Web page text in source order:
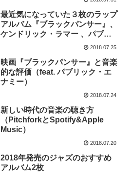
最近気になっていた３枚のラップ
アルバム『ブラックパンサー』、
ケンドリック・ラマー 、パブリ
ック・エナミーを聴いてみた2018.07.25
映画『ブラックパンサー』と音楽
的な評価（feat. パブリック・エ
ナミー）
2018.07.24
新しい時代の音楽の聴き方
（PitchforkとSpotify&Apple
Music）
2018.07.20
2018年発売のジャズのおすすめ
アルバム2枚